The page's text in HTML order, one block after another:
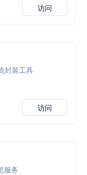
访问
封装工具
访问
服务